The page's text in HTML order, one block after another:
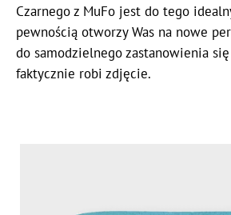
Czarnego z MuFo jest do tego
pewnością otworzy Was na nowe
do samodzielnego zastanowienia
faktycznie robi zdjęcie.